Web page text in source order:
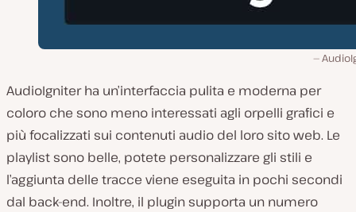
AudioIgniter ha un’interfaccia pulita e moderna per
coloro che sono meno interessati agli orpelli grafici e
più focalizzati sui contenuti audio del loro sito web. Le
playlist sono belle, potete personalizzare gli stili e
l’aggiunta delle tracce viene eseguita in pochi secondi
dal back-end. Inoltre, il plugin supporta un numero